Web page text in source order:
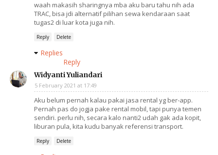
waah makasih sharingnya mba aku baru tahu nih ada
TRAC, bisa jdi alternatif pilihan sewa kendaraan saat
tugas2 di luar kota juga nih.
Reply Delete
Replies
Reply
Widyanti Yuliandari
5 February 2021 at 17:49
Aku belum pernah kalau pakai jasa rental yg ber-app.
Pernah pas do jogja pake rental mobil, tapi punya temen
sendiri. perlu nih, secara kalo nanti2 udah gak ada kopit,
liburan pula, kita kudu banyak referensi transport.
Reply Delete